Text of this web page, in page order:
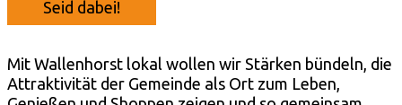
Seid dabei!
Mit Wallenhorst lokal wollen wir Stärken bündeln, die
Attraktivität der Gemeinde als Ort zum Leben,